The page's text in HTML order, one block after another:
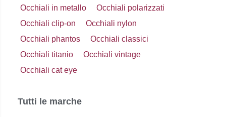
Occhiali in metallo
Occhiali polarizzati
Occhiali clip-on
Occhiali nylon
Occhiali phantos
Occhiali classici
Occhiali titanio
Occhiali vintage
Occhiali cat eye
Tutti le marche